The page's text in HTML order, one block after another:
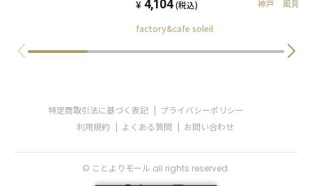
4,104 (税込)
factory&cafe soleil
神戸 風見鶏
特定商取引法に基づく表記
プライバシーポリシー
利用規約
よくある質問 お問い合わせ
© ことよりモール all rights reserved.